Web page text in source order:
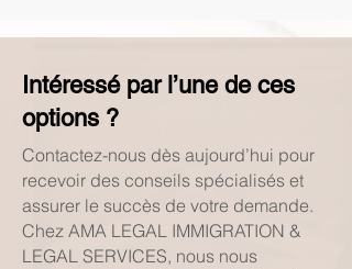
Intéressé par l’une de ces
options ?
Contactez-nous dès aujourd’hui pour
recevoir des conseils spécialisés et
assurer le succès de votre demande.
Chez AMA LEGAL IMMIGRATION &
LEGAL SERVICES, nous nous